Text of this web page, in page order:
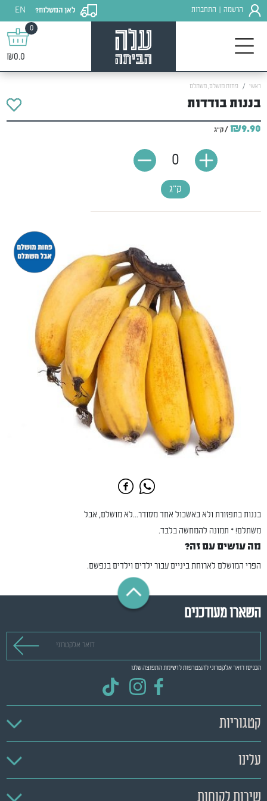
הרשמה התחברות לאן המשלוח?
EN
0
₪0.0
ראשי פחות מושלם, משתלם
בננות בודדות
₪9.90 / ק"ג
ק"ג
0
בננות בתפזורת ולא באשכול אחד מסודר...לא מושלם, אבל
משתלם! * תמונה להמחשה בלבד.
מה עושים עם זה?
הפרי המושלם לארוחת ביניים עבור ילדים וילדים בנפשם.
השארו מעודכנים
הכניסו דואר אלקטרוני להצטרפות לרשימת התפוצה שלנו
קטגוריות
עלינו
שירות לקוחות